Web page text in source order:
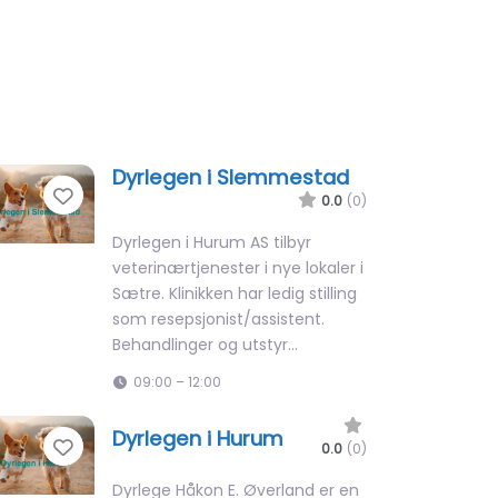
Favorite
Dyrlegen i Slemmestad
0.0 (0)
Dyrlegen i Hurum AS tilbyr
veterinærtjenester i nye lokaler i
Sætre. Klinikken har ledig stilling
som resepsjonist/assistent.
Behandlinger og utstyr…
09:00 – 12:00
Favorite
Dyrlegen i Hurum 0.0 (0)
Dyrlege Håkon E. Øverland er en